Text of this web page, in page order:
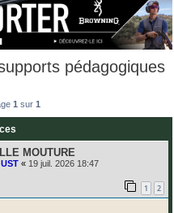
pédagogiques
1 sur 1
MOUTURE
« 19 juil. 2026 18:47
1 2